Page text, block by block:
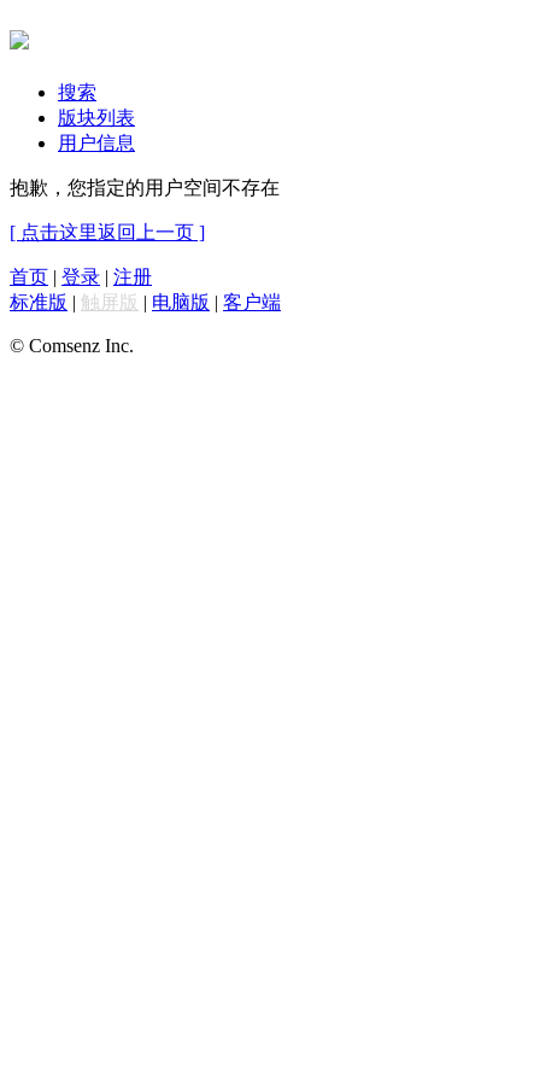
搜索
版块列表
用户信息
抱歉，您指定的用户空间不存在
[ 点击这里返回上一页 ]
首页 | 登录 | 注册
标准版 | 触屏版 | 电脑版 | 客户端
© Comsenz Inc.